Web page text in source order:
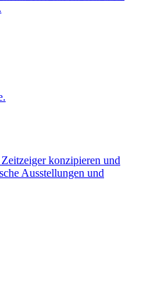
konzipieren und
Ausstellungen und